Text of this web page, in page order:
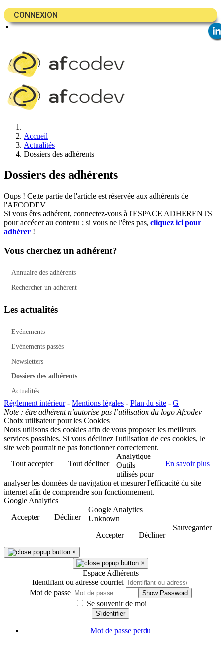
CONNEXION
Accueil
Actualités
Dossiers des adhérents
Dossiers des adhérents
Oups ! Cette partie de l'article est réservée aux adhérents de
l'AFCODEV.
Si vous êtes adhérent, connectez-vous à l'ESPACE ADHERENTS
pour accéder au contenu ; si vous ne l'êtes pas, cliquez ici pour
adhérer !
Vous cherchez un adhérent?
Annuaire des adhérents
Rechercher un adhérent
Les actualités
Evénements
Evénements passés
Newsletters
Dossiers des adhérents
Actualités
Réglement intérieur- Mentions légales - Plan du site - G
Note : être adhérent n’autorise pas l’utilisation du logo Afcodev
Choix utilisateur pour les Cookies
Nous utilisons des cookies afin de vous proposer les meilleurs
services possibles. Si vous déclinez l'utilisation de ces cookies, le
site web pourrait ne pas fonctionner correctement.
Tout accepter
Tout décliner En savoir plus
Analytique
Outils
utilisés pour
analyser les données de navigation et mesurer l'efficacité du site
internet afin de comprendre son fonctionnement.
Google Analytics
Accepter
Décliner
Google Analytics
Unknown
Accepter
Décliner
Sauvegarder
×
×
Espace Adhérents
Identifiant ou adresse courriel
Mot de passe
Show Password
Se souvenir de moi
S'identifier
Mot de passe perdu